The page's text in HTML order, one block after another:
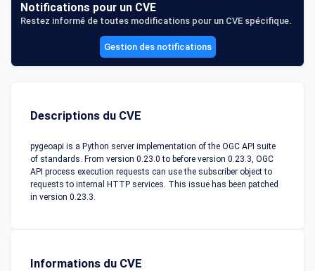
Notifications pour un CVE
Restez informé de toutes modifications pour un CVE spécifique.
Gestion des notifications
Descriptions du CVE
pygeoapi is a Python server implementation of the OGC API suite
of standards. From version 0.23.0 to before version 0.23.3, OGC
API process execution requests can use the subscriber object to
requests to internal HTTP services. This issue has been patched
in version 0.23.3.
Informations du CVE